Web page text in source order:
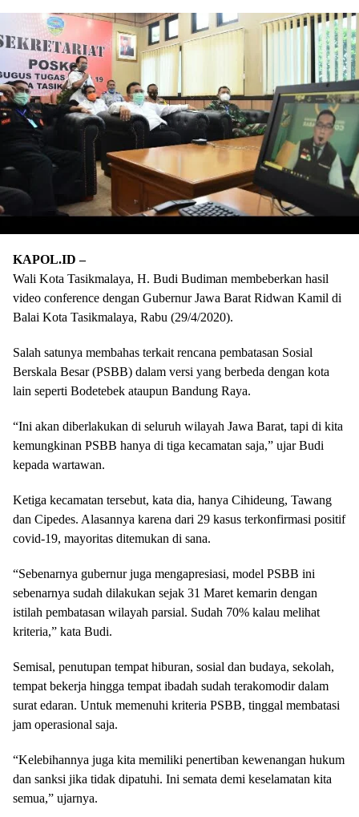
KAPOL.ID –
Wali Kota Tasikmalaya, H. Budi Budiman membeberkan hasil
video conference dengan Gubernur Jawa Barat Ridwan Kamil di
Balai Kota Tasikmalaya, Rabu (29/4/2020).
Salah satunya membahas terkait rencana pembatasan Sosial
Berskala Besar (PSBB) dalam versi yang berbeda dengan kota
lain seperti Bodetebek ataupun Bandung Raya.
“Ini akan diberlakukan di seluruh wilayah Jawa Barat, tapi di kita
kemungkinan PSBB hanya di tiga kecamatan saja,” ujar Budi
kepada wartawan.
Ketiga kecamatan tersebut, kata dia, hanya Cihideung, Tawang
dan Cipedes. Alasannya karena dari 29 kasus terkonfirmasi positif
covid-19, mayoritas ditemukan di sana.
“Sebenarnya gubernur juga mengapresiasi, model PSBB ini
sebenarnya sudah dilakukan sejak 31 Maret kemarin dengan
istilah pembatasan wilayah parsial. Sudah 70% kalau melihat
kriteria,” kata Budi.
Semisal, penutupan tempat hiburan, sosial dan budaya, sekolah,
tempat bekerja hingga tempat ibadah sudah terakomodir dalam
surat edaran. Untuk memenuhi kriteria PSBB, tinggal membatasi
jam operasional saja.
“Kelebihannya juga kita memiliki penertiban kewenangan hukum
dan sanksi jika tidak dipatuhi. Ini semata demi keselamatan kita
semua,” ujarnya.